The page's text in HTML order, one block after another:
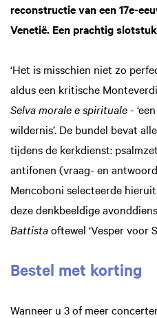
reconstructie van een 17e-
Venetië. Een prachtig
‘Het is misschien niet zo
aldus een kritische
Selva morale e spirituale-
wildernis’. De bundel bevat
tijdens de kerkdienst:
antifonen (vraag- en
Mencoboni selecteerde
deze denkbeeldige
Battistaoftewel ‘Vesper voor
Bestel met korting
Wanneer u 3 of meer